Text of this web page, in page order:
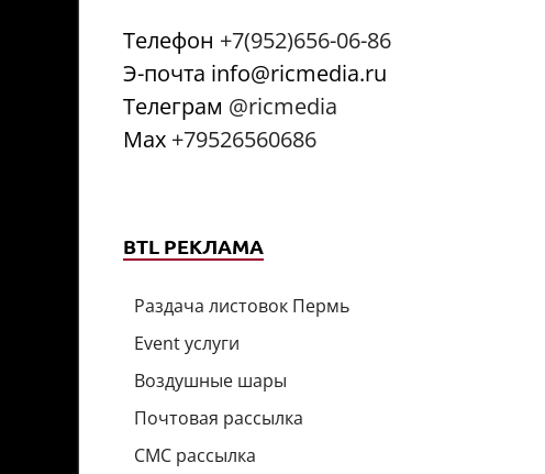
Телефон +7(952)656-06-86
Э-почта info@ricmedia.ru
Телеграм @ricmedia
Мах +79526560686
BTL РЕКЛАМА
Раздача листовок Пермь
Event услуги
Воздушные шары
Почтовая рассылка
СМС рассылка